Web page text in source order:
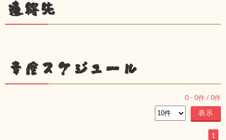
連絡先
幸座スケジュール
0 - 0件 /0件
1